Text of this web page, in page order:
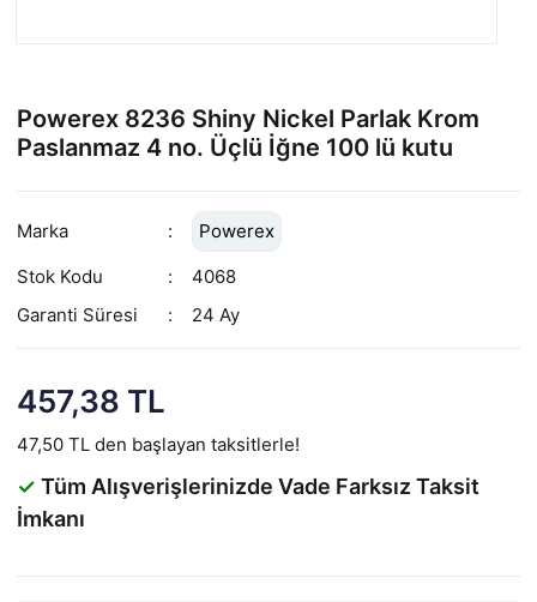
Powerex 8236 Shiny Nickel Parlak Krom
Paslanmaz 4 no. Üçlü İğne 100 lü kutu
Marka
Powerex
Stok Kodu
4068
Garanti Süresi
24 Ay
457,38 TL
47,50 TL den başlayan taksitlerle!
✓ Tüm Alışverişlerinizde Vade Farksız Taksit
İmkanı